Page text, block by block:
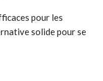
pour les
solide pour se